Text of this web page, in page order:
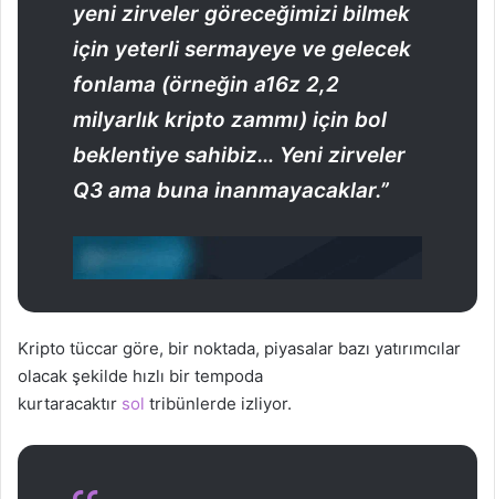
yeni zirveler göreceğimizi bilmek
için yeterli sermayeye ve gelecek
fonlama (örneğin a16z 2,2
milyarlık kripto zammı) için bol
beklentiye sahibiz… Yeni zirveler
Q3 ama buna inanmayacaklar.”
Kripto tüccar göre, bir noktada, piyasalar bazı yatırımcılar
olacak şekilde hızlı bir tempoda
kurtaracaktır sol tribünlerde izliyor.